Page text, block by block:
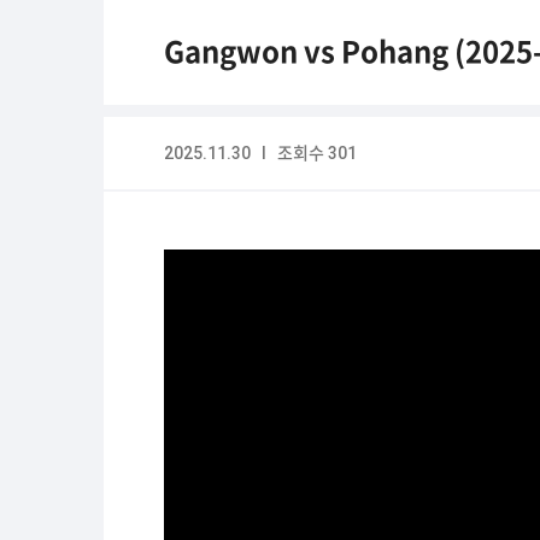
Gangwon vs Pohang
2025.11.30 I 조회수 301